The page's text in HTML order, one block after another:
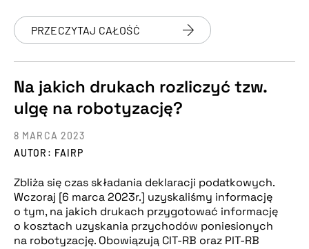
PRZECZYTAJ CAŁOŚĆ
Na jakich drukach rozliczyć tzw.
ulgę na robotyzację?
AUTOR: FAIRP
8 MARCA 2023
Zbliża się czas składania deklaracji podatkowych.
Wczoraj [6 marca 2023r.] uzyskaliśmy informację
o tym, na jakich drukach przygotować informację
o kosztach uzyskania przychodów poniesionych
na robotyzację. Obowiązują CIT-RB oraz PIT-RB